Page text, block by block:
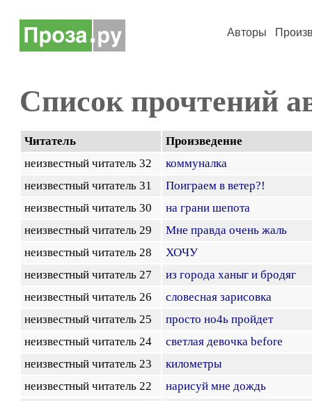
Авторы
Список прочтений
Читатель
Произведение
неизвестный читатель 32
коммуналка
неизвестный читатель 31
Поиграем в ветер?!
неизвестный читатель 30
на грани шепота
неизвестный читатель 29
Мне правда очень жаль
неизвестный читатель 28
ХОЧУ
неизвестный читатель 27
из города ханыг и бродяг
неизвестный читатель 26
словесная зарисовка
неизвестный читатель 25
просто но4ь пройдет
неизвестный читатель 24
cветлая девочка before
неизвестный читатель 23
километры
неизвестный читатель 22
нарисуй мне дождь